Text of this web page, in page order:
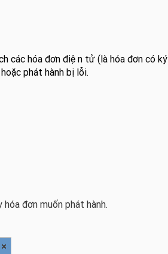
các hóa đơn điện tử (là hóa đơn có ký
phát hành bị lỗi.
đơn muốn phát hành.